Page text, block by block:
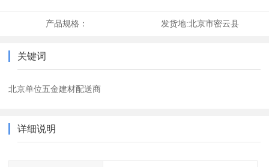
产品规格： 发货地:北京市密云县
关键词
北京单位五金建材配送商
详细说明